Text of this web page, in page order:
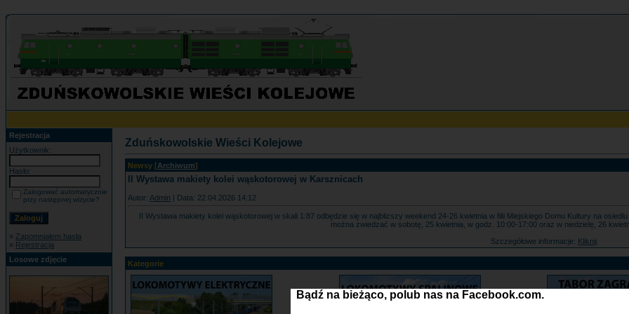
Rejestracja
Użytkownik:
Hasło:
Zalogować automatycznie
przy następnej wizycie?
» Zapomniałem hasła
» Rejestracja
Losowe zdjęcie
Zduńskowolskie Wieści Kolejowe
Newsy [Archiwum]
II Wystawa makiety kolei wąskotorowej w Karsznicach
Autor: Admin | Data: 22.04.2026 14:12
II Wystawa makiety kolei wąskotorowej w skali 1:87 odbędzie się w najblizszy weekend 24-26 kwietnia w filii Miejskiego Domu Kultury na
można zwiedzać w sobotę, 25 kwietnia, w godz. 10:00-17:00 oraz w niedzielę, 26
Szczegółowe informacje: Kliknij
Kategorie
Bądź na bieżąco, polub nas na Facebook.com.